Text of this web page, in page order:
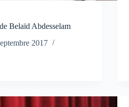
Belaïd Abdesselam
2017